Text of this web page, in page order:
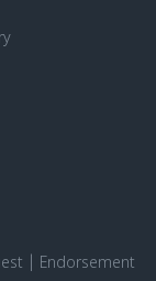
Endorsement